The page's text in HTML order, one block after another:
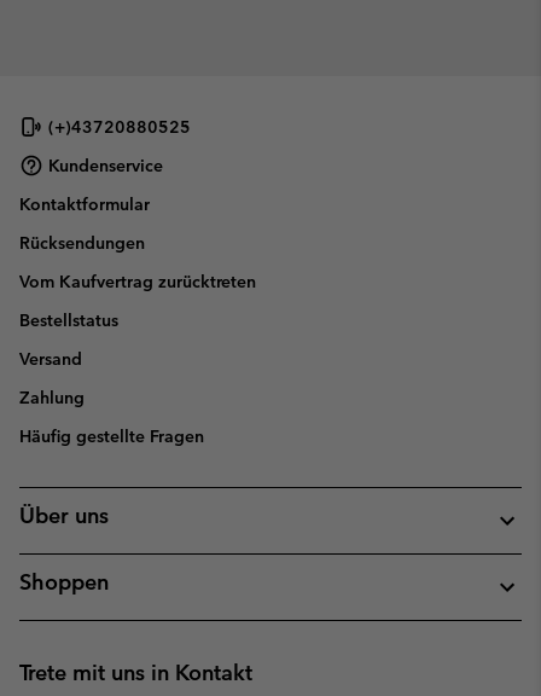
(+)43720880525
Kundenservice
Kontaktformular
Rücksendungen
Vom Kaufvertrag zurücktreten
Bestellstatus
Versand
Zahlung
Häufig gestellte Fragen
Über uns
Shoppen
Trete mit uns in Kontakt